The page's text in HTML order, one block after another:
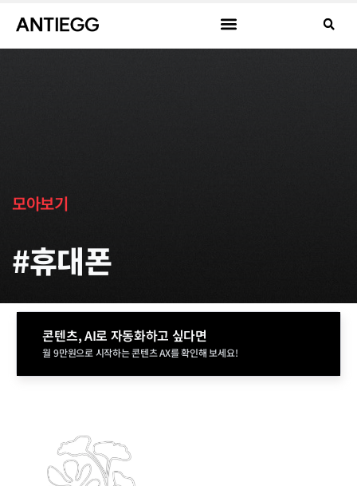
모아보기
#휴대폰
콘텐츠, AI로 자동화하고 싶다면
월 9만원으로 시작하는 콘텐츠 AX를 확인해 보세요!